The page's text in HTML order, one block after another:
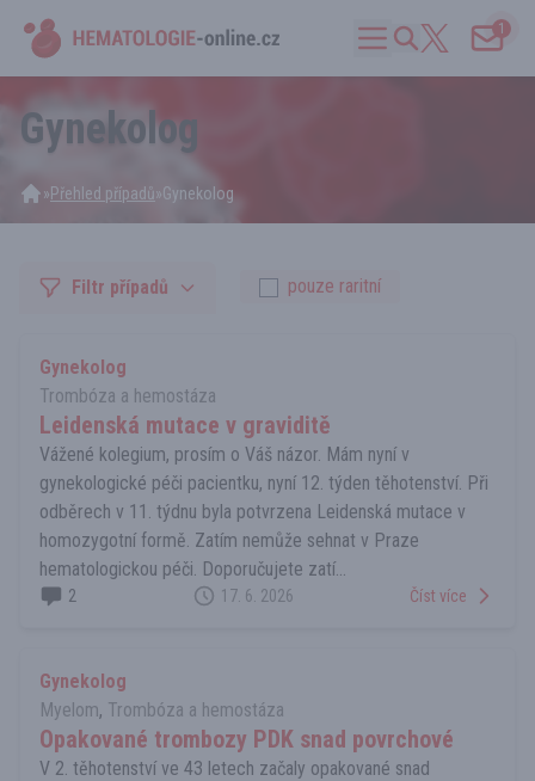
1
Gynekolog
»Přehled případů»Gynekolog
Filtr případů pouze raritní
Gynekolog
Trombóza a hemostáza
Leidenská mutace v graviditě
Vážené kolegium, prosím o Váš názor. Mám nyní v
gynekologické péči pacientku, nyní 12. týden těhotenství. Při
odběrech v 11. týdnu byla potvrzena Leidenská mutace v
homozygotní formě. Zatím nemůže sehnat v Praze
hematologickou péči. Doporučujete zatí...
2 17. 6. 2026 Číst více
Gynekolog
Myelom, Trombóza a hemostáza
Opakované trombozy PDK snad povrchové
V 2. těhotenství ve 43 letech začaly opakované snad